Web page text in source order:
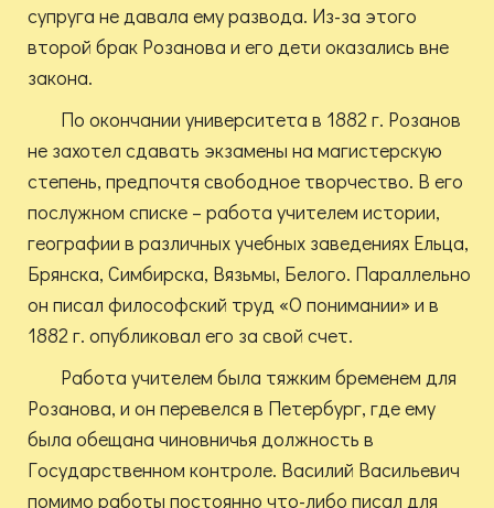
супруга не давала ему развода. Из-за этого
второй брак Розанова и его дети оказались вне
закона.
По окончании университета в 1882 г. Розанов
не захотел сдавать экзамены на магистерскую
степень, предпочтя свободное творчество. В его
послужном списке – работа учителем истории,
географии в различных учебных заведениях Ельца,
Брянска, Симбирска, Вязьмы, Белого. Параллельно
он писал философский труд «О понимании» и в
1882 г. опубликовал его за свой счет.
Работа учителем была тяжким бременем для
Розанова, и он перевелся в Петербург, где ему
была обещана чиновничья должность в
Государственном контроле. Василий Васильевич
помимо работы постоянно что-либо писал для